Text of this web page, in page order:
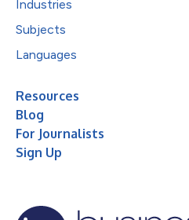
Industries
Subjects
Languages
Resources
Blog
For Journalists
Sign Up